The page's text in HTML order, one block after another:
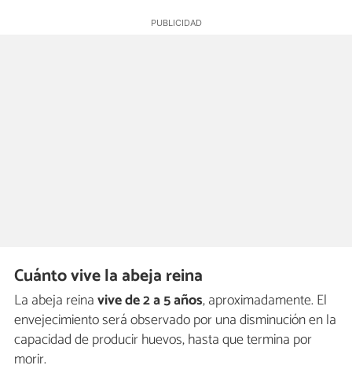
Cuánto vive la abeja reina
La abeja reinavive de 2 a 5 años, aproximadamente. El
envejecimiento será observado por una disminución en la
capacidad de producir huevos, hasta que termina por
morir.